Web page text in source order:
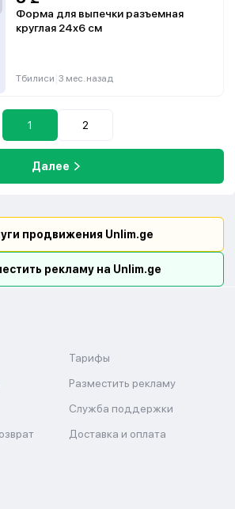
Форма для выпечки разъемная
круглая 24х6 см
Тбилиси 3 мес. назад
1 2
Далее
продвижения Unlim.ge
рекламу на Unlim.ge
Тарифы
Разместить рекламу
Служба поддержки
Доставка и оплата